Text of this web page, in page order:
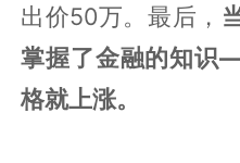
出价50万。最后，
掌握了金融的知识
格就上涨。